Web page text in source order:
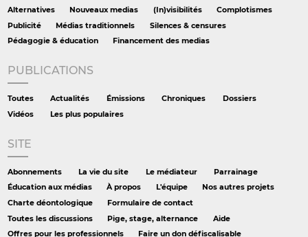
Alternatives
Nouveaux medias (In)visibilités
Complotismes
Publicité
Médias traditionnels
Silences & censures
Pédagogie & éducation
Financement des medias
PUBLICATIONS
Toutes Actualités Émissions Chroniques
Dossiers
Vidéos
Les plus populaires
SITE
Abonnements La vie du site Le médiateur
Parrainage
Éducation aux médias
À propos L'équipe
Nos autres projets
Charte déontologique
Formulaire de contact
Toutes les discussions
Pige, stage, alternance
Aide
Offres pour les professionnels
Faire un don défiscalisable